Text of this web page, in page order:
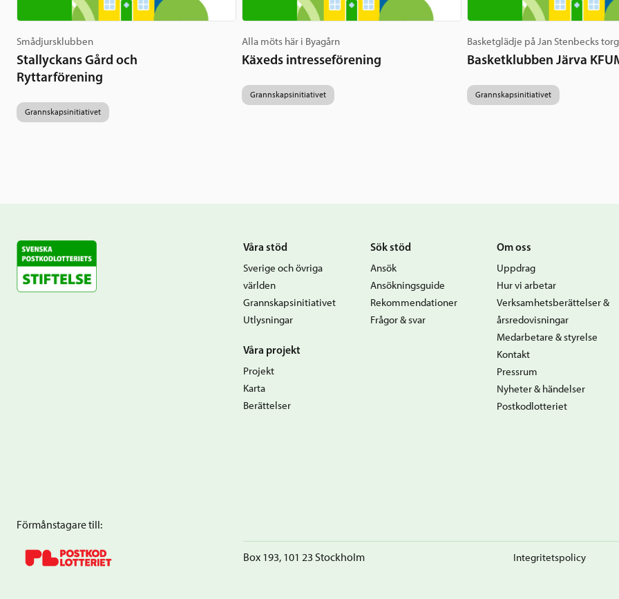
Smådjursklubben
Stallyckans Gård och
Ryttarförening
Grannskapsinitiativet
Alla möts här i Byagårn
Käxeds intresseförening
Grannskapsinitiativet
Basketglädje på Jan Stenbecks
Basketklubben Järva
Grannskapsinitiativet
Våra stöd
Sverige och övriga
världen
Grannskapsinitiativet
Utlysningar
Våra projekt
Projekt
Karta
Berättelser
Sök stöd
Ansök
Ansökningsguide
Rekommendationer
Frågor & svar
Om oss
Uppdrag
Hur vi arbetar
Verksamhetsberättelser &
årsredovisningar
Medarbetare & styrelse
Kontakt
Pressrum
Nyheter & händelser
Postkodlotteriet
Förmånstagare till:
Box 193, 101 23 Stockholm Integritetspolicy